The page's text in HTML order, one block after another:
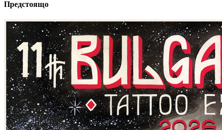
Предстоящо